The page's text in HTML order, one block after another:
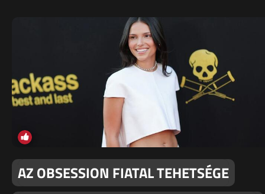
AZ OBSESSION FIATAL TEHETSÉGE